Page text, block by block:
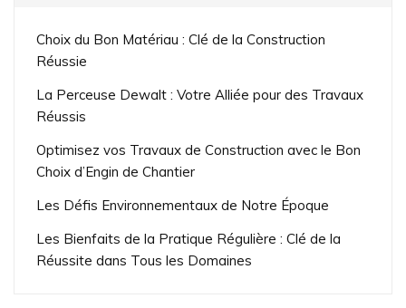
Choix du Bon Matériau : Clé de la Construction
Réussie
La Perceuse Dewalt : Votre Alliée pour des Travaux
Réussis
Optimisez vos Travaux de Construction avec le Bon
Choix d’Engin de Chantier
Les Défis Environnementaux de Notre Époque
Les Bienfaits de la Pratique Régulière : Clé de la
Réussite dans Tous les Domaines